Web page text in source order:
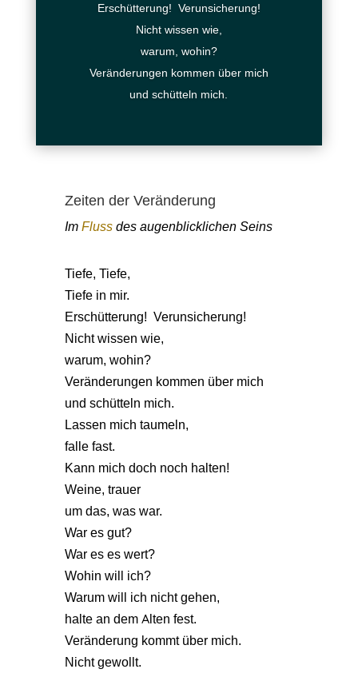
Erschütterung! Verunsicherung!
Nicht wissen wie,
warum, wohin?
Veränderungen kommen über mich
und schütteln mich.
Zeiten der Veränderung
Im Flussdes augenblicklichen Seins
Tiefe, Tiefe,
Tiefe in mir.
Erschütterung! Verunsicherung!
Nicht wissen wie,
warum, wohin?
Veränderungen kommen über mich
und schütteln mich.
Lassen mich taumeln,
falle fast.
Kann mich doch noch halten!
Weine, trauer
um das, was war.
War es gut?
War es es wert?
Wohin will ich?
Warum will ich nicht gehen,
halte an dem Alten fest.
Veränderung kommt über mich.
Nicht gewollt.